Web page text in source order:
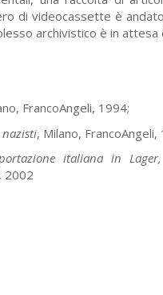
di videocassette è
archivistico è in
FrancoAngeli, 1994;
nazisti, Milano, FrancoAngeli,
italiana in
2002